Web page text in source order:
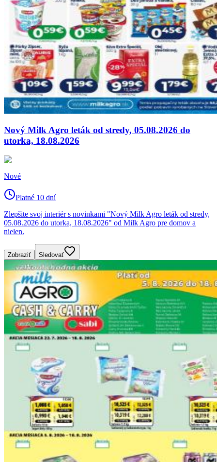
Nový Milk Agro leták od stredy, 05.08.2026 do
utorka, 18.08.2026
Nové
Platné 10 dní
Zlepšite svoj interiér s novinkami "Nový Milk Agro leták od stredy,
05.08.2026 do utorka, 18.08.2026" od Milk Agro pre domov a
nielen.
Zobraziť Sledovať